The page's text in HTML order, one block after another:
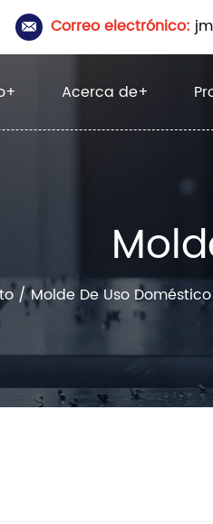
Correo electrónico:
+ Acerca de+
/Molde De Uso Doméstico